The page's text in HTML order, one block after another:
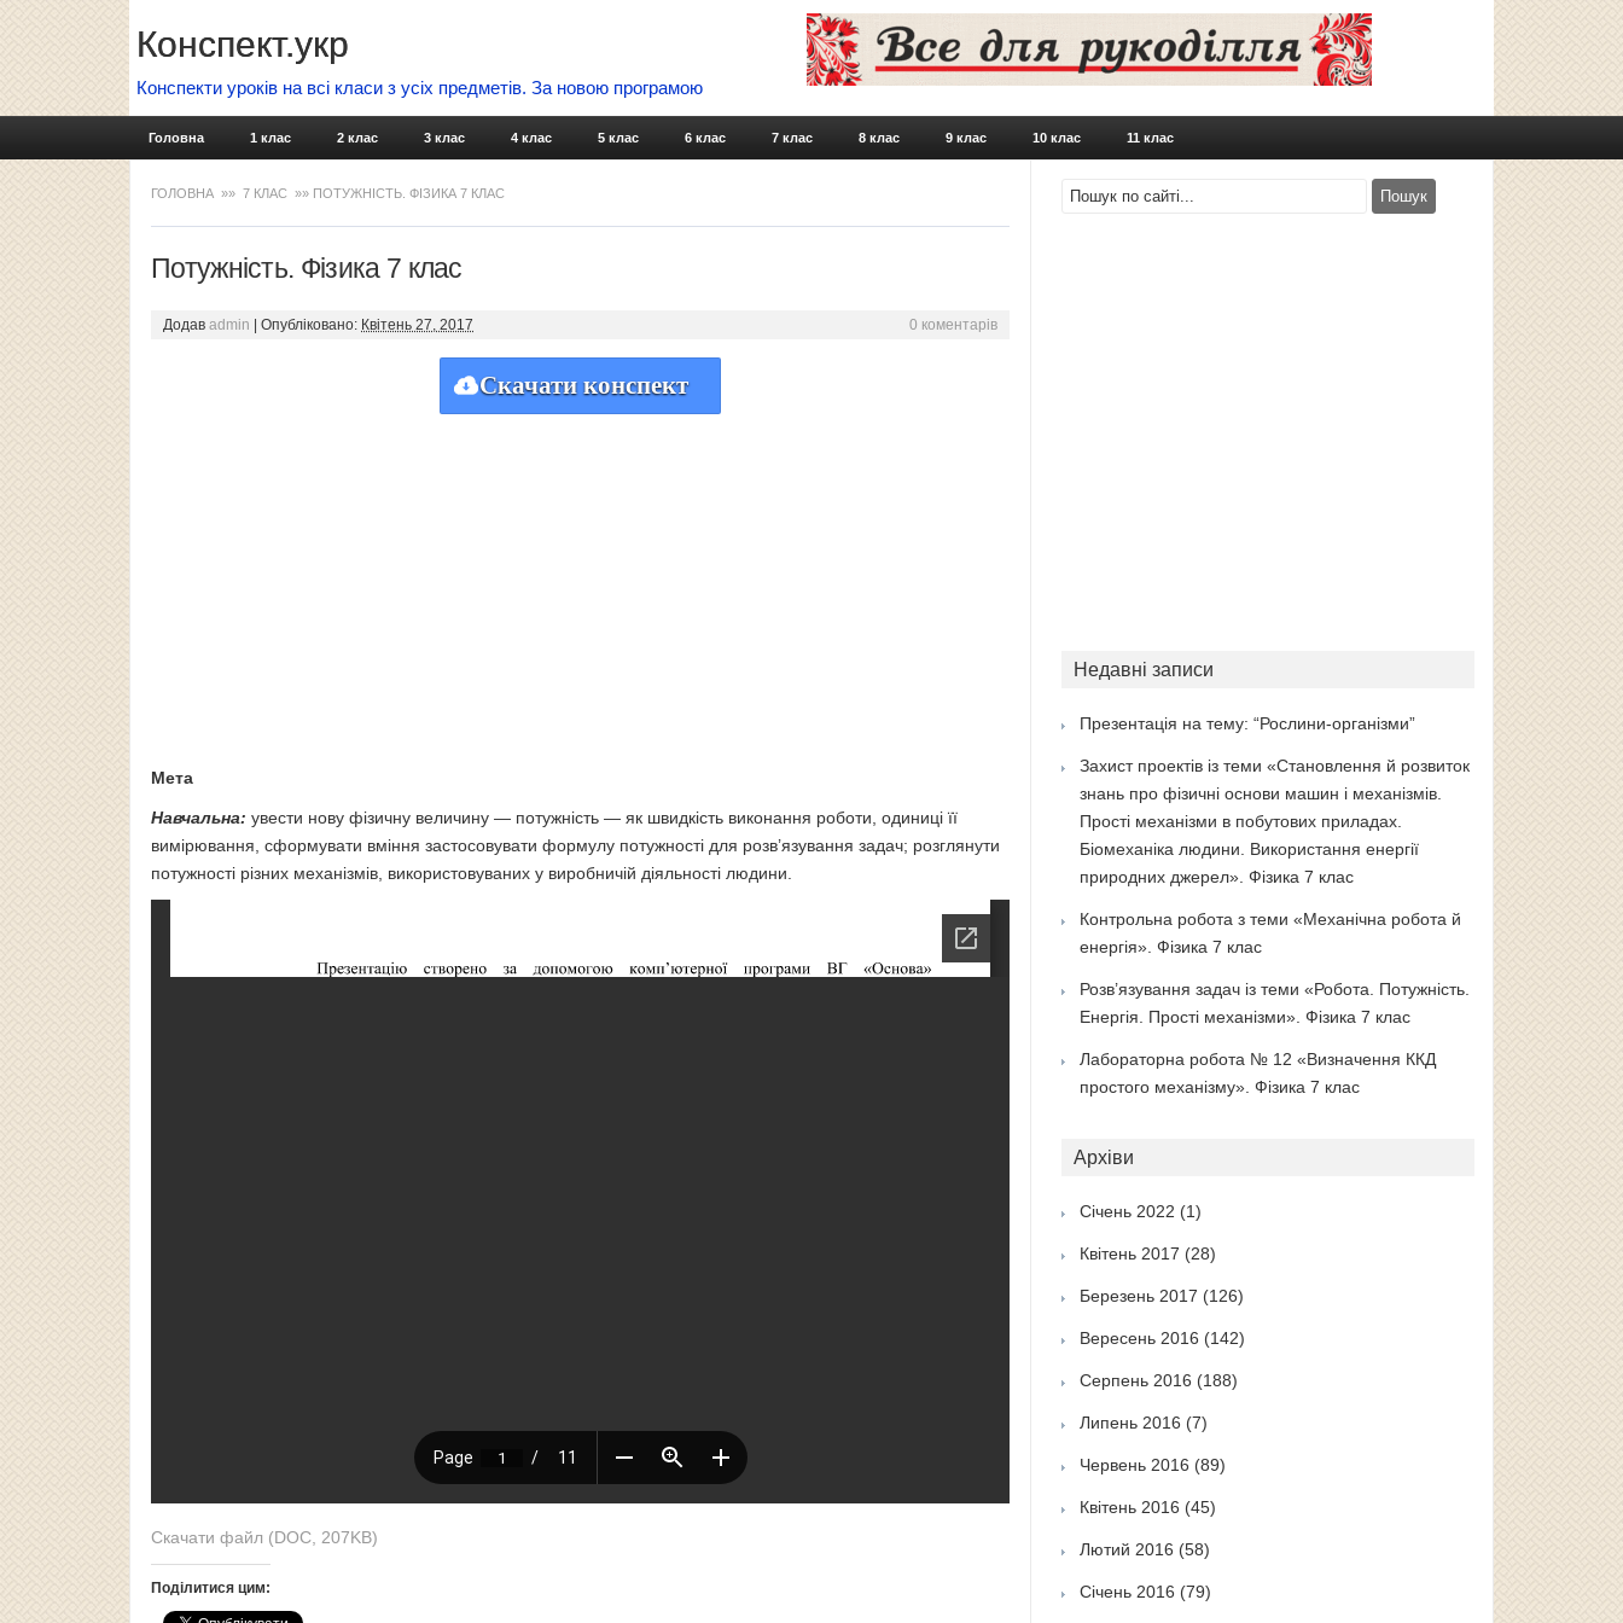
Конспект.укр
Конспекти уроків на всі класи з усіх предметів. За новою програмою
Skip to content
Головна 1 клас 2 клас 3 клас 4 клас 5 клас 6 клас 7 клас 8 клас 9 клас 10 клас 11 клас
ГОЛОВНА »» 7 КЛАС »» ПОТУЖНІСТЬ. ФІЗИКА 7 КЛАС
Потужність. Фізика 7 клас
Додав admin Опубліковано: Квітень 27, 2017 0 коментарів
Скачати конспект
Мета
Навчальна: увести нову фізичну величину — потужність — як швидкість виконання роботи, одиниці її
вимірювання, сформувати вміння застосовувати формулу потужності для розв’язування задач; розглянути
потужності різних механізмів, використовуваних у виробничій діяльності людини.
Скачати файл (DOC, 207KB)
Поділитися цим:
Недавні записи
Презентація на тему: “Рослини-організми”
Захист проектів із теми «Становлення й розвиток
знань про фізичні основи машин і механізмів.
Прості механізми в побутових приладах.
Біомеханіка людини. Використання енергії
природних джерел». Фізика 7 клас
Контрольна робота з теми «Механічна робота й
енергія». Фізика 7 клас
Розв’язування задач із теми «Робота. Потужність.
Енергія. Прості механізми». Фізика 7 клас
Лабораторна робота № 12 «Визначення ККД
простого механізму». Фізика 7 клас
Архіви
Січень 2022 (1)
Квітень 2017 (28)
Березень 2017 (126)
Вересень 2016 (142)
Серпень 2016 (188)
Липень 2016 (7)
Червень 2016 (89)
Квітень 2016 (45)
Лютий 2016 (58)
Січень 2016 (79)